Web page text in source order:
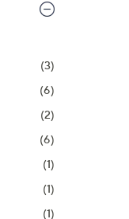
(3)
(6)
(2)
(6)
(1)
(1)
(1)